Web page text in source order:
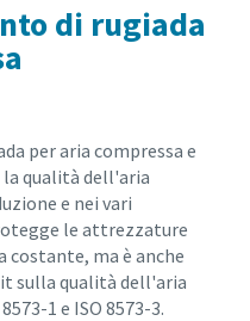
di rugiada
per aria compressa e
la qualità dell'aria
e nei vari
le attrezzature
costante, ma è anche
sulla qualità dell'aria
1 e ISO 8573-3.